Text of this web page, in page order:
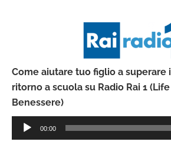
Come aiutare tuo figlio a superare
ritorno a scuola su Radio Rai 1
Benessere)
Audio
Player
00:00